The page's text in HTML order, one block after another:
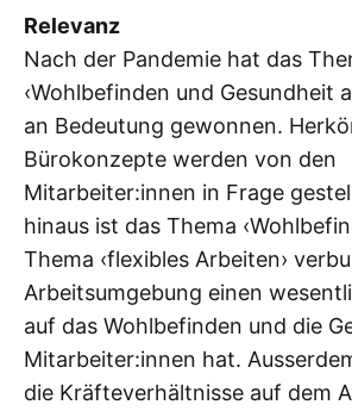
Relevanz
Nach der Pandemie hat das
‹Wohlbefinden und Gesundheit
an Bedeutung gewonnen.
Bürokonzepte werden von den
Mitarbeiter:innen in Frage
hinaus ist das Thema
Thema ‹flexibles Arbeiten›
Arbeitsumgebung einen
auf das Wohlbefinden und die
Mitarbeiter:innen hat.
die Kräfteverhältnisse auf dem